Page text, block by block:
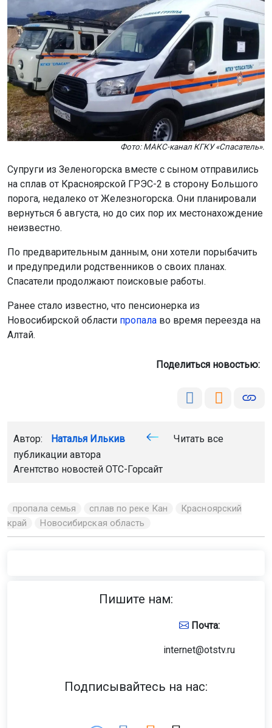
Фото: МАКС-канал КГКУ «Спасатель».
Супруги из Зеленогорска вместе с сыном отправились
на сплав от Красноярской ГРЭС-2 в сторону Большого
порога, недалеко от Железногорска. Они планировали
вернуться 6 августа, но до сих пор их местонахождение
неизвестно.
По предварительным данным, они хотели порыбачить
и предупредили родственников о своих планах.
Спасатели продолжают поисковые работы.
Ранее стало известно, что пенсионерка из
Новосибирской области пропала во время переезда на
Алтай.
Поделиться новостью:
Автор: Наталья Илькив
Читать все
публикации автора
Агентство новостей ОТС-Горсайт
пропала семья сплав по реке Кан
Красноярский
край
Новосибирская область
Пишите нам:
Почта:
internet@otstv.ru
Подписывайтесь на нас: